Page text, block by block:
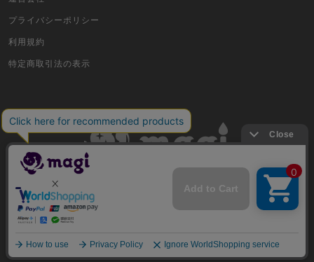
アクエリアンエイジ
イナズマイレブンTCG・イレブンプレカ
ガンバライジング
艦これアーケード
キングオブプロレスリング
クルセイドシステムカードゲーム
プライバシーポリシー
利用規約
特定商取引法の表示
古物商許可番号 株式会社ジラフ 東京都公安委員会 第303311606477号
COPYRIGHT © 2019 Jiraffe Inc.